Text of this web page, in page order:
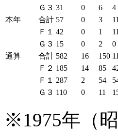
Ｇ３ 31 0 6 4
本年
合計 57 0 3 11
Ｆ１
42 0 1 11
Ｇ３ 15 0 2 0
通算
合計 582 16 150
Ｆ２ 185 14 85
Ｆ１
287 2 54
Ｇ３ 110 0 11
※1975年（